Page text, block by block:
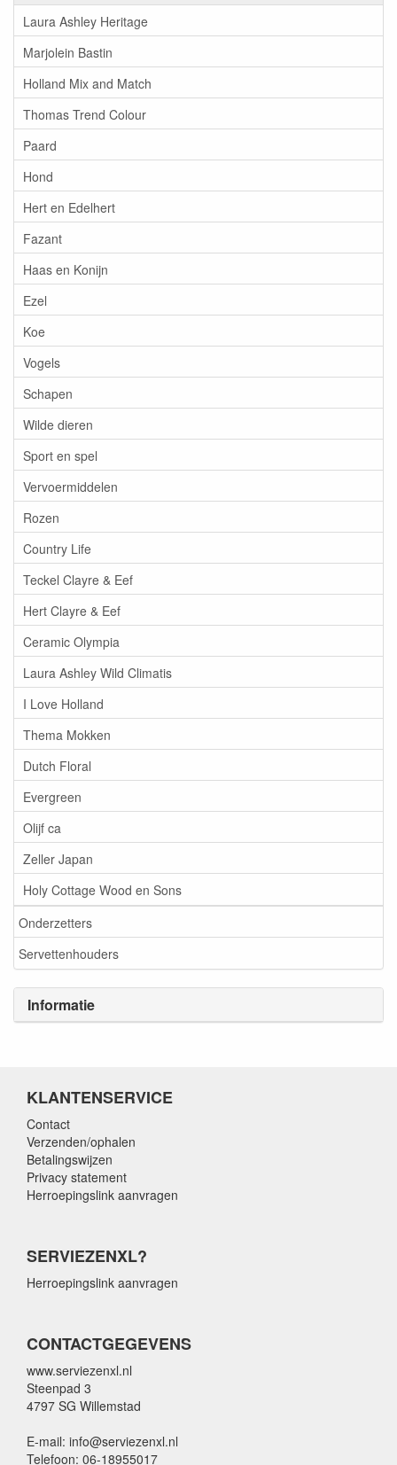
Laura Ashley Heritage
Marjolein Bastin
Holland Mix and Match
Thomas Trend Colour
Paard
Hond
Hert en Edelhert
Fazant
Haas en Konijn
Ezel
Koe
Vogels
Schapen
Wilde dieren
Sport en spel
Vervoermiddelen
Rozen
Country Life
Teckel Clayre & Eef
Hert Clayre & Eef
Ceramic Olympia
Laura Ashley Wild Climatis
I Love Holland
Thema Mokken
Dutch Floral
Evergreen
Olijf ca
Zeller Japan
Holy Cottage Wood en Sons
Onderzetters
Servettenhouders
Informatie
KLANTENSERVICE
Contact
Verzenden/ophalen
Betalingswijzen
Privacy statement
Herroepingslink aanvragen
SERVIEZENXL?
Herroepingslink aanvragen
CONTACTGEGEVENS
www.serviezenxl.nl
Steenpad 3
4797 SG Willemstad
E-mail: info@serviezenxl.nl
Telefoon: 06-18955017